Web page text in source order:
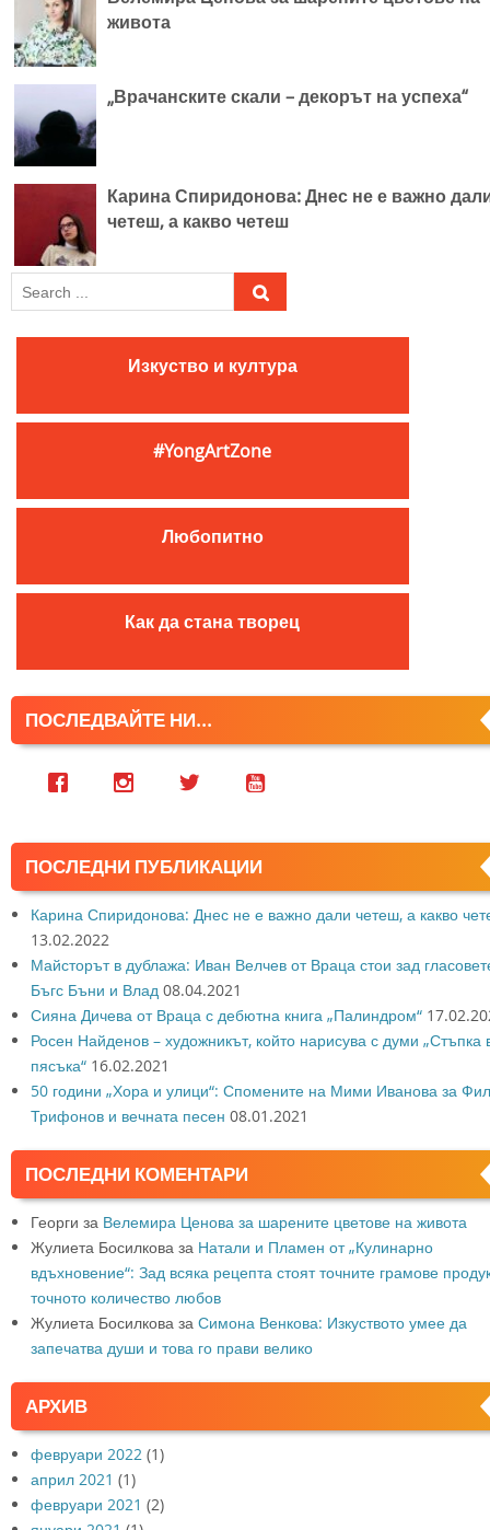
живота
„Врачанските скали – декорът на успеха“
Карина Спиридонова: Днес не е важно
четеш, а какво четеш
e
a
r
h
o
:
Изкуство и култура
#YongArtZone
Любопитно
Как да стана творец
ПОСЛЕДВАЙТЕ НИ...
ПОСЛЕДНИ ПУБЛИКАЦИИ
Карина Спиридонова: Днес не е важно дали четеш, а какво
13.02.2022
Майсторът в дублажа: Иван Велчев от Враца стои зад
Бъгс Бъни и Влад 08.04.2021
Сияна Дичева от Враца с дебютна книга „Палиндром“
Росен Найденов – художникът, който нарисува с думи „Стъпка
пясъка“ 16.02.2021
50 години „Хора и улици“: Спомените на Мими Иванова за
Трифонов и вечната песен 08.01.2021
ПОСЛЕДНИ КОМЕНТАРИ
Георги за Велемира Ценова за шарените цветове на живота
Жулиета Босилкова за Натали и Пламен от „Кулинарно
вдъхновение“: Зад всяка рецепта стоят точните грамове
точното количество любов
Жулиета Босилкова за Симона Венкова: Изкуството умее да
запечатва души и това го прави велико
АРХИВ
февруари 2022 (1)
април 2021 (1)
февруари 2021 (2)